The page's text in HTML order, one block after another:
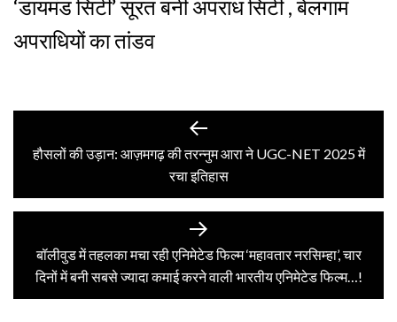
‘डायमंड सिटी’ सूरत बनी अपराध सिटी , बेलगाम
अपराधियों का तांडव
navigation
Previous
post:
हौसलों की उड़ान: आज़मगढ़ की तरन्नुम आरा ने UGC-NET 2025 में
रचा इतिहास
Next
post:
बॉलीवुड में तहलका मचा रही एनिमेटेड फिल्म ‘महावतार नरसिम्हा’, चार
दिनों में बनी सबसे ज्यादा कमाई करने वाली भारतीय एनिमेटेड फिल्म…!